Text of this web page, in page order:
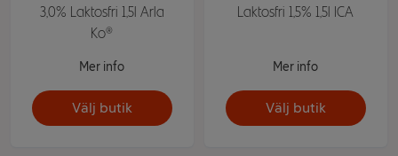
3,0% Laktosfri 1,5l Arla
Ko®
Mer info
Välj butik
Laktosfri 1,5% 1,5l ICA
Mer info
Välj butik